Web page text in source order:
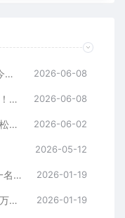
《我的世界：地下城2》正式公布！今年9月29日发售 2026-06-08
《战争机器：事变日》实机演示公布！10月6日发售 2026-06-08
《双峰》风悬疑恐怖恶魔城新游《银松镇 Silver Pines》确认10月8日发售，免费试玩版现已上线 2026-06-02
2026-05-12
盘点2025全球收入游戏Top20：第一名117亿，腾讯3款，米哈游1款，叠纸1款 2026-01-19
一款网页小游戏刷爆社交平台，让千万人看清鳌太线的凶险！ 2026-01-19